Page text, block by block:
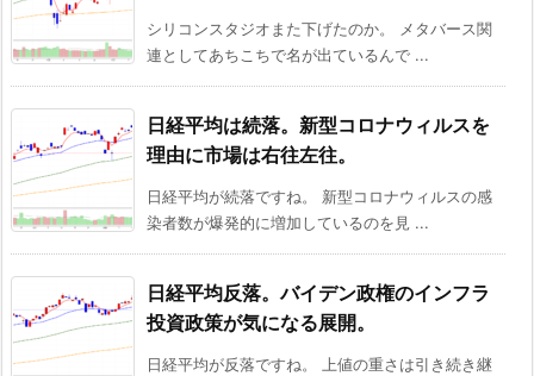
シリコンスタジオまた下げたのか。 メタバース関
連としてあちこちで名が出ているんで ...
日経平均は続落。新型コロナウィルスを
理由に市場は右往左往。
日経平均が続落ですね。 新型コロナウィルスの感
染者数が爆発的に増加しているのを見 ...
日経平均反落。バイデン政権のインフラ
投資政策が気になる展開。
日経平均が反落ですね。 上値の重さは引き続き継